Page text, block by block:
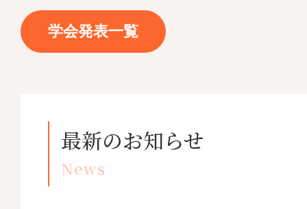
学会発表一覧
最新のお知らせ
News